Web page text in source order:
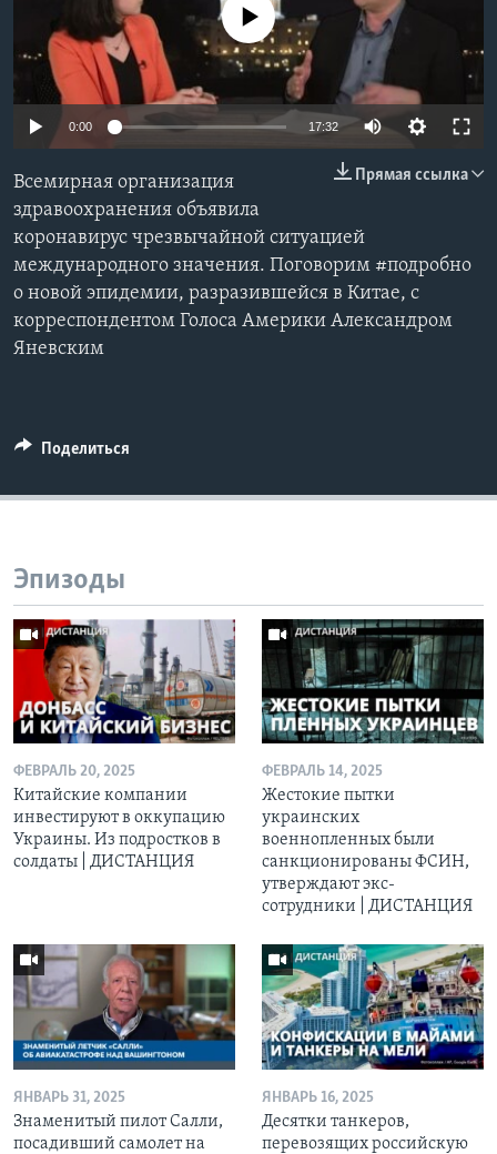
Learning English
СОЦИАЛЬНЫЕ СЕТИ
Языки
No media source currently available
0:00 17:32
Прямая ссылка
Всемирная организация
здравоохранения объявила
коронавирус чрезвычайной ситуацией
международного значения. Поговорим #подробно
о новой эпидемии, разразившейся в Китае, с
корреспондентом Голоса Америки Александром
Яневским
Поделиться
Эпизоды
ФЕВРАЛЬ 20, 2025
Китайские компании
инвестируют в оккупацию
Украины. Из подростков в
солдаты | ДИСТАНЦИЯ
ФЕВРАЛЬ 14, 2025
Жестокие пытки
украинских
военнопленных были
санкционированы ФСИН,
утверждают экс-
сотрудники | ДИСТАНЦИЯ
ЯНВАРЬ 31, 2025
Знаменитый пилот Салли,
посадивший самолет на
ЯНВАРЬ 16, 2025
Десятки танкеров,
перевозящих российскую